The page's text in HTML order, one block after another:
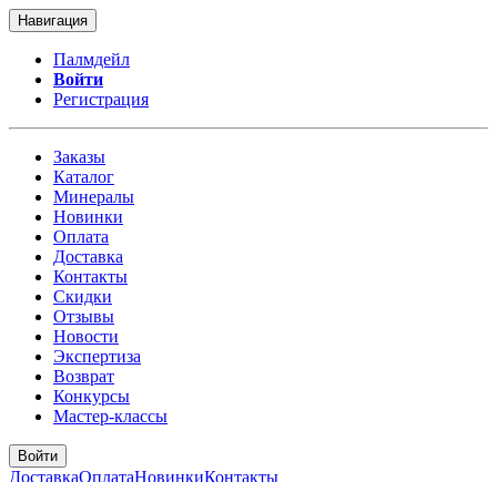
Навигация
Палмдейл
Войти
Регистрация
Заказы
Каталог
Минералы
Новинки
Оплата
Доставка
Контакты
Скидки
Отзывы
Новости
Экспертиза
Возврат
Конкурсы
Мастер-классы
Войти
ДоставкаОплатаНовинкиКонтакты